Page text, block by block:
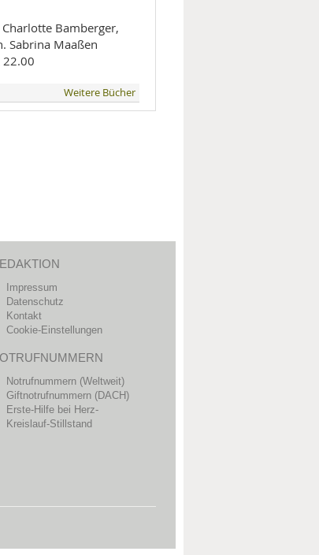
Charlotte Bamberger,
Sabrina Maaßen
22.00
Weitere Bücher
Impressum
Datenschutz
Kontakt
Cookie-Einstellungen
Notrufnummern (Weltweit)
Giftnotrufnummern (DACH)
Erste-Hilfe bei Herz-
Kreislauf-Stillstand